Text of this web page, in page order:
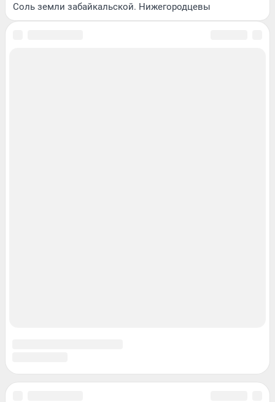
Соль земли забайкальской. Нижегородцевы